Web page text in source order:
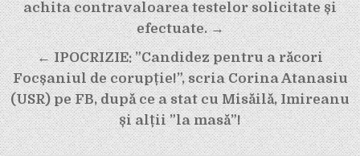
articole
achita contravaloarea testelor solicitate și
efectuate. →
← IPOCRIZIE: ”Candidez pentru a răcori
Focșaniul de corupție!”, scria Corina Atanasiu
(USR) pe FB, după ce a stat cu Misăilă, Imireanu
și alții ”la masă”!